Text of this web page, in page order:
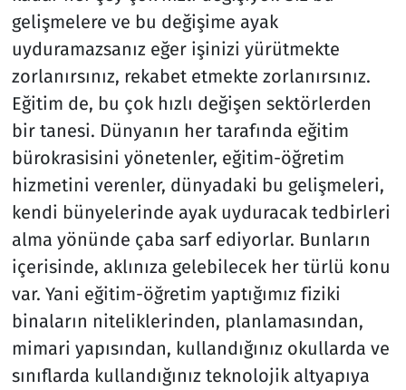
gelişmelere ve bu değişime ayak
uyduramazsanız eğer işinizi yürütmekte
zorlanırsınız, rekabet etmekte zorlanırsınız.
Eğitim de, bu çok hızlı değişen sektörlerden
bir tanesi. Dünyanın her tarafında eğitim
bürokrasisini yönetenler, eğitim-öğretim
hizmetini verenler, dünyadaki bu gelişmeleri,
kendi bünyelerinde ayak uyduracak tedbirleri
alma yönünde çaba sarf ediyorlar. Bunların
içerisinde, aklınıza gelebilecek her türlü konu
var. Yani eğitim-öğretim yaptığımız fiziki
binaların niteliklerinden, planlamasından,
mimari yapısından, kullandığınız okullarda ve
sınıflarda kullandığınız teknolojik altyapıya